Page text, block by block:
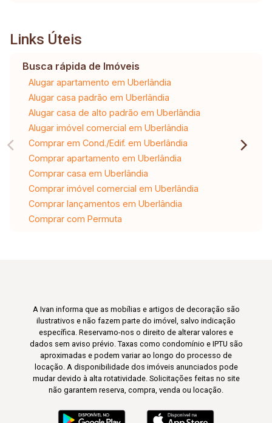
Links Úteis
Busca rápida de Imóveis
Alugar apartamento em Uberlândia
Alugar casa padrão em Uberlândia
Alugar casa de alto padrão em Uberlândia
Alugar imóvel comercial em Uberlândia
Comprar em Cond./Edif. em Uberlândia
Comprar apartamento em Uberlândia
Comprar casa em Uberlândia
Comprar imóvel comercial em Uberlândia
Comprar lançamentos em Uberlândia
Comprar com Permuta
A Ivan informa que as mobílias e artigos de decoração são
ilustrativos e não fazem parte do imóvel, salvo indicação
específica. Reservamo-nos o direito de alterar valores e
dados sem aviso prévio. Taxas como condomínio e IPTU são
aproximadas e podem variar ao longo do processo de
locação. A disponibilidade dos imóveis anunciados pode
mudar devido à alta rotatividade. Solicitações feitas no site
não garantem reserva, compra, venda ou locação.